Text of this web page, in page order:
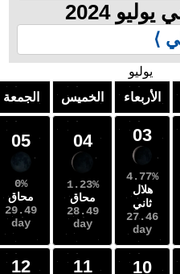
الخميس الجمعة السبت
04
1.23%
محاق
28.49
day
05
0%
محاق
29.49
day
06
1.02%
محاق
0.95
day
11
12
13